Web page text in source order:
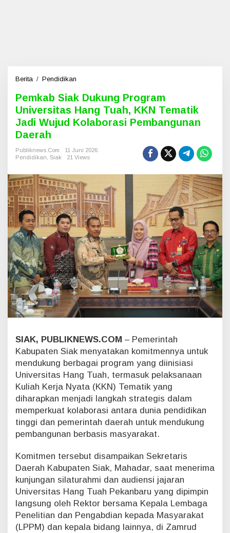
Berita / Pendidikan
m
k
a
b
i
a
D
u
u
n
g
P
o
g
r
a
m
U
n
e
r
s
i
a
s
H
a
n
u
a
h
,
K
K
N
T
Pemkab Siak Dukung Program
Universitas Hang Tuah, KKN Tematik
Jadi Wujud Kolaborasi Pembangunan
Daerah
Publiknews.com
11 Juni 2026
Pendidikan Siak 21 Views
SIAK, PUBLIKNEWS.COM – Pemerintah
Kabupaten Siak menyatakan komitmennya untuk
mendukung berbagai program yang diinisiasi
Universitas Hang Tuah, termasuk pelaksanaan
Kuliah Kerja Nyata (KKN) Tematik yang
diharapkan menjadi langkah strategis dalam
memperkuat kolaborasi antara dunia pendidikan
tinggi dan pemerintah daerah untuk mendukung
pembangunan berbasis masyarakat.
Komitmen tersebut disampaikan Sekretaris
Daerah Kabupaten Siak, Mahadar, saat menerima
kunjungan silaturahmi dan audiensi jajaran
Universitas Hang Tuah Pekanbaru yang dipimpin
langsung oleh Rektor bersama Kepala Lembaga
Penelitian dan Pengabdian kepada Masyarakat
(LPPM) dan kepala bidang lainnya, di Zamrud